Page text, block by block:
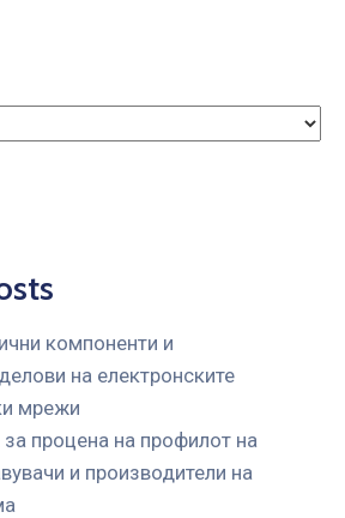
компоненти и
на електронските
мрежи
за процена на профилот на
и производители на